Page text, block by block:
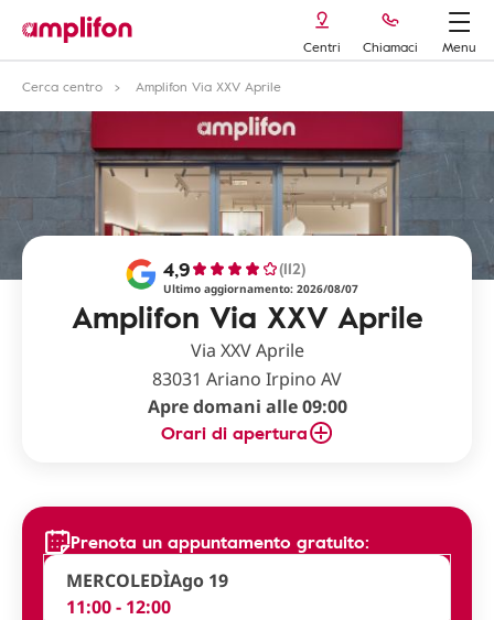
Centri Chiamaci
Menu
Cerca centro
Amplifon Via XXV Aprile
Amplifon Via XXV Aprile
4,9 (112)
Ultimo aggiornamento: 2026/08/07
Via XXV Aprile
83031 Ariano Irpino AV
Apre domani alle 09:00
Orari di apertura
Prenota un appuntamento gratuito:
MERCOLEDÌAgo 19
11:00 - 12:00